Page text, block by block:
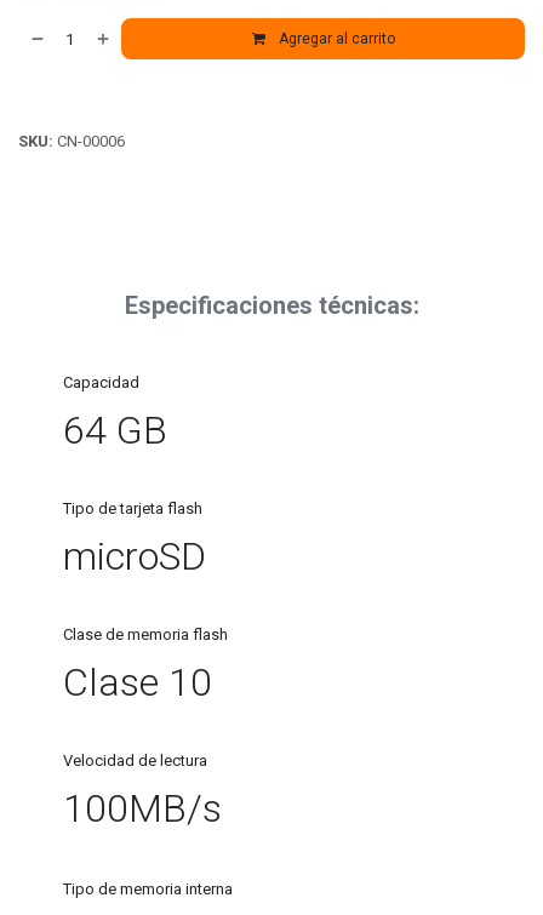
Agregar al carrito
SKU: CN-00006
Capacidad
64 GB
Velocidad de lectura
100MB/s
Tipo de tarjeta flash
microSD
Tipo de memoria interna
Clase de memoria flash
Clase 10
Especificaciones técnicas: